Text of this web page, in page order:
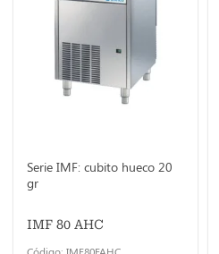
Serie IMF: cubito hueco 20
gr
IMF 80 AHC